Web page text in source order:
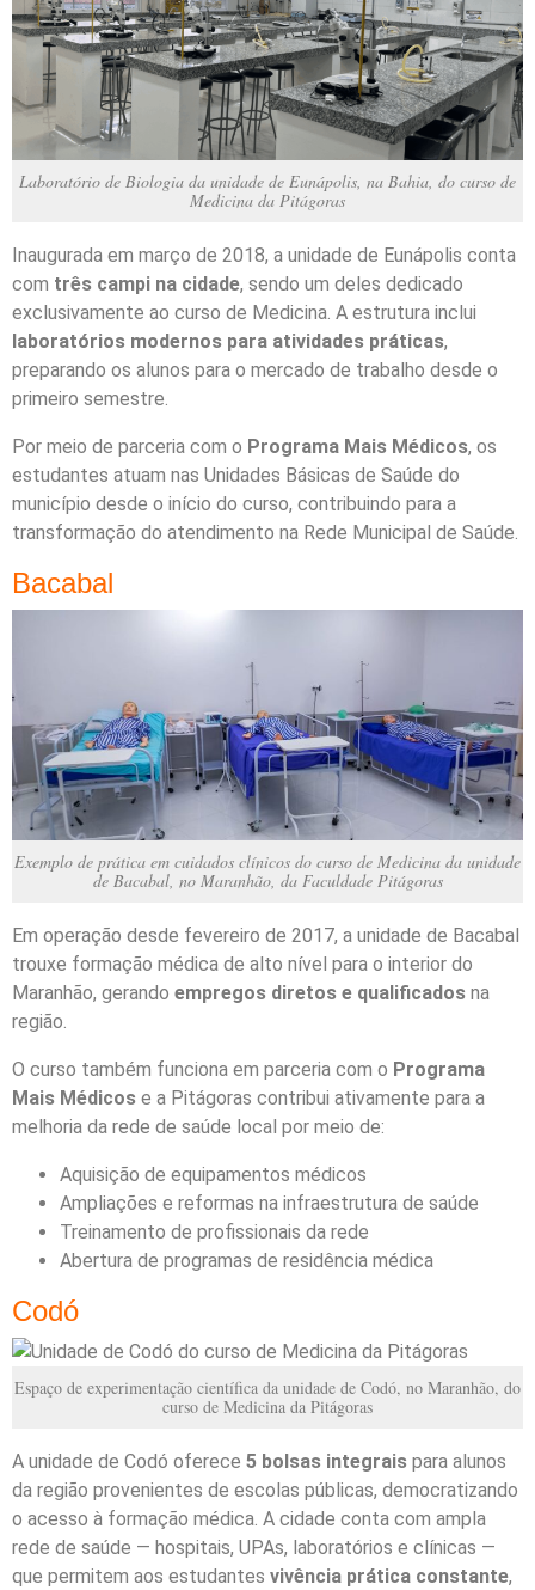
Laboratório de Biologia da unidade de Eunápolis, na Bahia, do curso de
Medicina da Pitágoras
Inaugurada em março de 2018, a unidade de Eunápolis conta
com três campi na cidade, sendo um deles dedicado
exclusivamente ao curso de Medicina. A estrutura inclui
laboratórios modernos para atividades práticas,
preparando os alunos para o mercado de trabalho desde o
primeiro semestre.
Por meio de parceria com o Programa Mais Médicos, os
estudantes atuam nas Unidades Básicas de Saúde do
município desde o início do curso, contribuindo para a
transformação do atendimento na Rede Municipal de Saúde.
Bacabal
Exemplo de prática em cuidados clínicos do curso de Medicina da unidade
de Bacabal, no Maranhão, da Faculdade Pitágoras
Em operação desde fevereiro de 2017, a unidade de Bacabal
trouxe formação médica de alto nível para o interior do
Maranhão, gerando empregos diretos e qualificados na
região.
O curso também funciona em parceria com o Programa
Mais Médicos e a Pitágoras contribui ativamente para a
melhoria da rede de saúde local por meio de:
Aquisição de equipamentos médicos
Ampliações e reformas na infraestrutura de saúde
Treinamento de profissionais da rede
Abertura de programas de residência médica
Codó
Espaço de experimentação científica da unidade de Codó, no Maranhão, do
curso de Medicina da Pitágoras
A unidade de Codó oferece 5 bolsas integrais para alunos
da região provenientes de escolas públicas, democratizando
o acesso à formação médica. A cidade conta com ampla
rede de saúde — hospitais, UPAs, laboratórios e clínicas —
que permitem aos estudantes vivência prática constante,